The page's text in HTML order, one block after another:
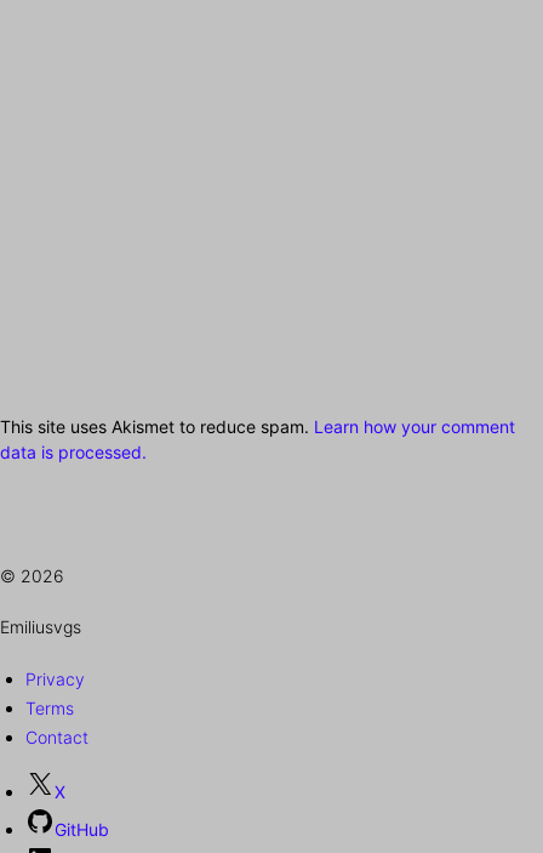
This site uses Akismet to reduce spam. Learn how your comment
data is processed.
© 2026
Emiliusvgs
Privacy
Terms
Contact
X
GitHub